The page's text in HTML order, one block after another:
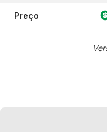
Preço